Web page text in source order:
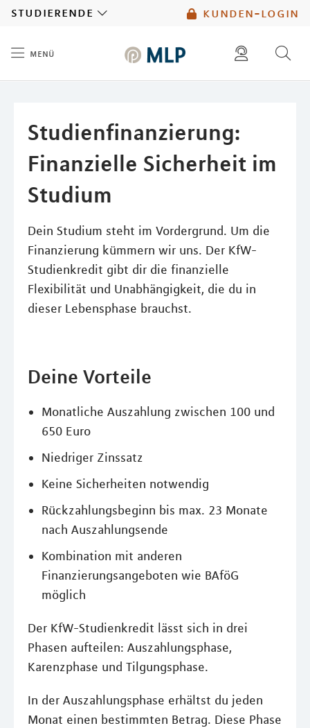
kunden-login
studierende
menü
Studienfinanzierung:
Finanzielle Sicherheit im
Studium
Dein Studium steht im Vordergrund. Um die
Finanzierung kümmern wir uns. Der KfW-
Studienkredit gibt dir die finanzielle
Flexibilität und Unabhängigkeit, die du in
dieser Lebensphase brauchst.
Deine Vorteile
Monatliche Auszahlung zwischen 100 und
650 Euro
Niedriger Zinssatz
Keine Sicherheiten notwendig
Rückzahlungsbeginn bis max. 23 Monate
nach Auszahlungsende
Kombination mit anderen
Finanzierungsangeboten wie BAföG
möglich
Der KfW-Studienkredit lässt sich in drei
Phasen aufteilen: Auszahlungsphase,
Karenzphase und Tilgungsphase.
In der Auszahlungsphase erhältst du jeden
Monat einen bestimmten Betrag. Diese Phase